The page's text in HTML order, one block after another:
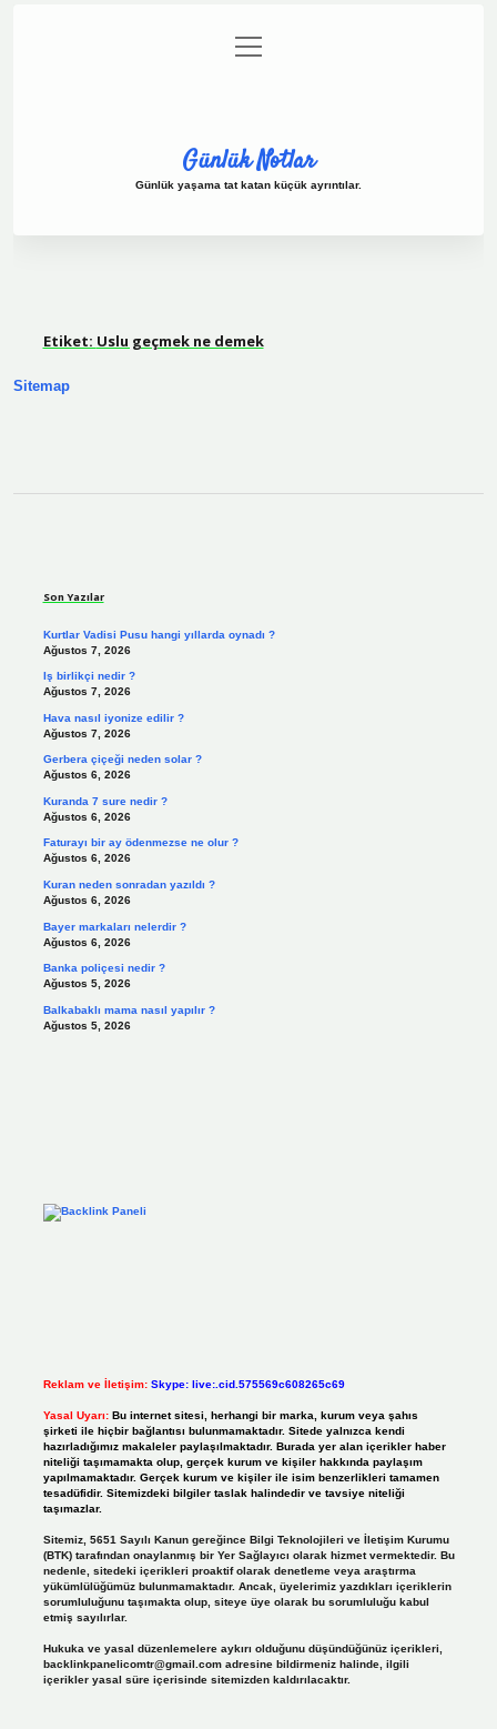
Gizlilik Politikası
menüyü
aç
Günlük Notlar
Günlük yaşama tat katan küçük ayrıntılar.
Etiket: Uslu geçmek ne demek
Sitemap
Son Yazılar
Kurtlar Vadisi Pusu hangi yıllarda oynadı ?
Ağustos 7, 2026
Iş birlikçi nedir ?
Ağustos 7, 2026
Hava nasıl iyonize edilir ?
Ağustos 7, 2026
Gerbera çiçeği neden solar ?
Ağustos 6, 2026
Kuranda 7 sure nedir ?
Ağustos 6, 2026
Faturayı bir ay ödenmezse ne olur ?
Ağustos 6, 2026
Kuran neden sonradan yazıldı ?
Ağustos 6, 2026
Bayer markaları nelerdir ?
Ağustos 6, 2026
Banka poliçesi nedir ?
Ağustos 5, 2026
Balkabaklı mama nasıl yapılır ?
Ağustos 5, 2026
Reklam ve İletişim: Skype: live:.cid.575569c608265c69
Yasal Uyarı: Bu internet sitesi, herhangi bir marka, kurum veya şahıs
şirketi ile hiçbir bağlantısı bulunmamaktadır. Sitede yalnızca kendi
hazırladığımız makaleler paylaşılmaktadır. Burada yer alan içerikler haber
niteliği taşımamakta olup, gerçek kurum ve kişiler hakkında paylaşım
yapılmamaktadır. Gerçek kurum ve kişiler ile isim benzerlikleri tamamen
tesadüfidir. Sitemizdeki bilgiler taslak halindedir ve tavsiye niteliği
taşımazlar.
Sitemiz, 5651 Sayılı Kanun gereğince Bilgi Teknolojileri ve İletişim Kurumu
(BTK) tarafından onaylanmış bir Yer Sağlayıcı olarak hizmet vermektedir. Bu
nedenle, sitedeki içerikleri proaktif olarak denetleme veya araştırma
yükümlülüğümüz bulunmamaktadır. Ancak, üyelerimiz yazdıkları içeriklerin
sorumluluğunu taşımakta olup, siteye üye olarak bu sorumluluğu kabul
etmiş sayılırlar.
Hukuka ve yasal düzenlemelere aykırı olduğunu düşündüğünüz içerikleri,
backlinkpanelicomtr@gmail.comadresine bildirmeniz halinde, ilgili
içerikler yasal süre içerisinde sitemizden kaldırılacaktır.